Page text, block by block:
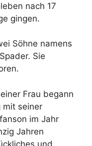
nach 17
gingen.
Söhne namens
Sie
Frau begann
mit seiner
im Jahr
Jahren
und